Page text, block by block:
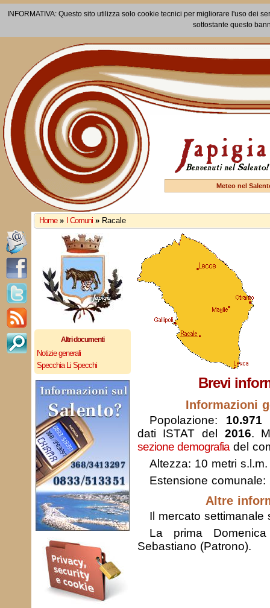
INFORMATIVA: Questo sito utilizza solo cookie tecnici per migliorare l'uso dei
sottostante questo
Meteo nel
Home » I Comuni » Racale
Altri documenti
Notizie generali
Specchia Li Specchi
Brevi
Informazioni
Popolazione: 10.971
dati ISTAT del 2016.
sezione demografiadel
Altezza: 10 metri s.l.m.
Estensione comunale:
Altre
Il mercato
La prima
Sebastiano (Patrono).